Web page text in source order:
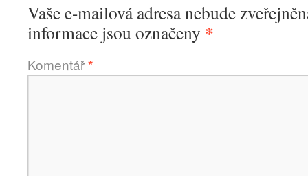
Vaše e-mailová adresa nebude
informace jsou označeny *
Komentář*